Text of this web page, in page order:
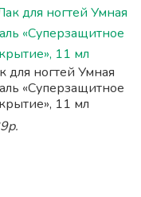
для ногтей Умная
«Суперзащитное
11 мл